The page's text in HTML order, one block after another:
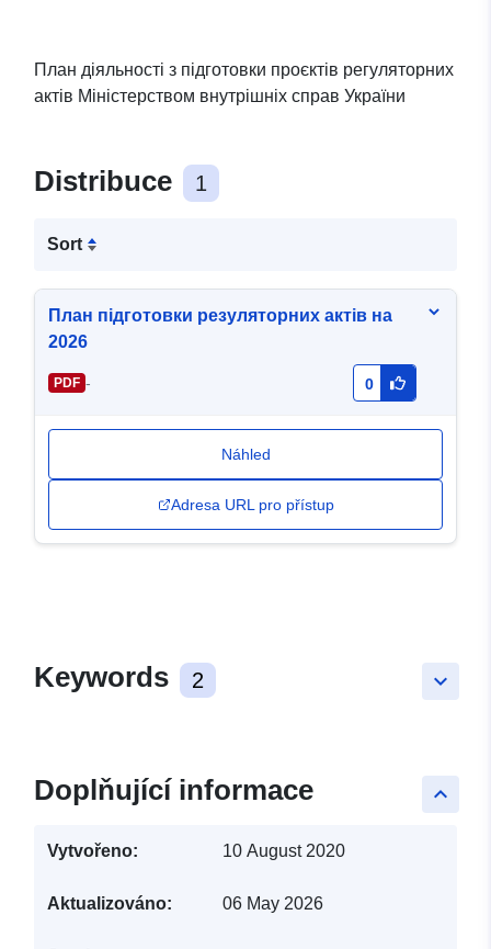
План діяльності з підготовки проєктів регуляторних
актів Міністерством внутрішніх справ України
Distribuce 1
Sort
План підготовки резуляторних актів на
2026
PDF - 0
Náhled
Adresa URL pro přístup
keyboard_arrow_down
Keywords 2
keyboard_arrow_up
Doplňující informace
Vytvořeno: 10 August 2020
Aktualizováno: 06 May 2026